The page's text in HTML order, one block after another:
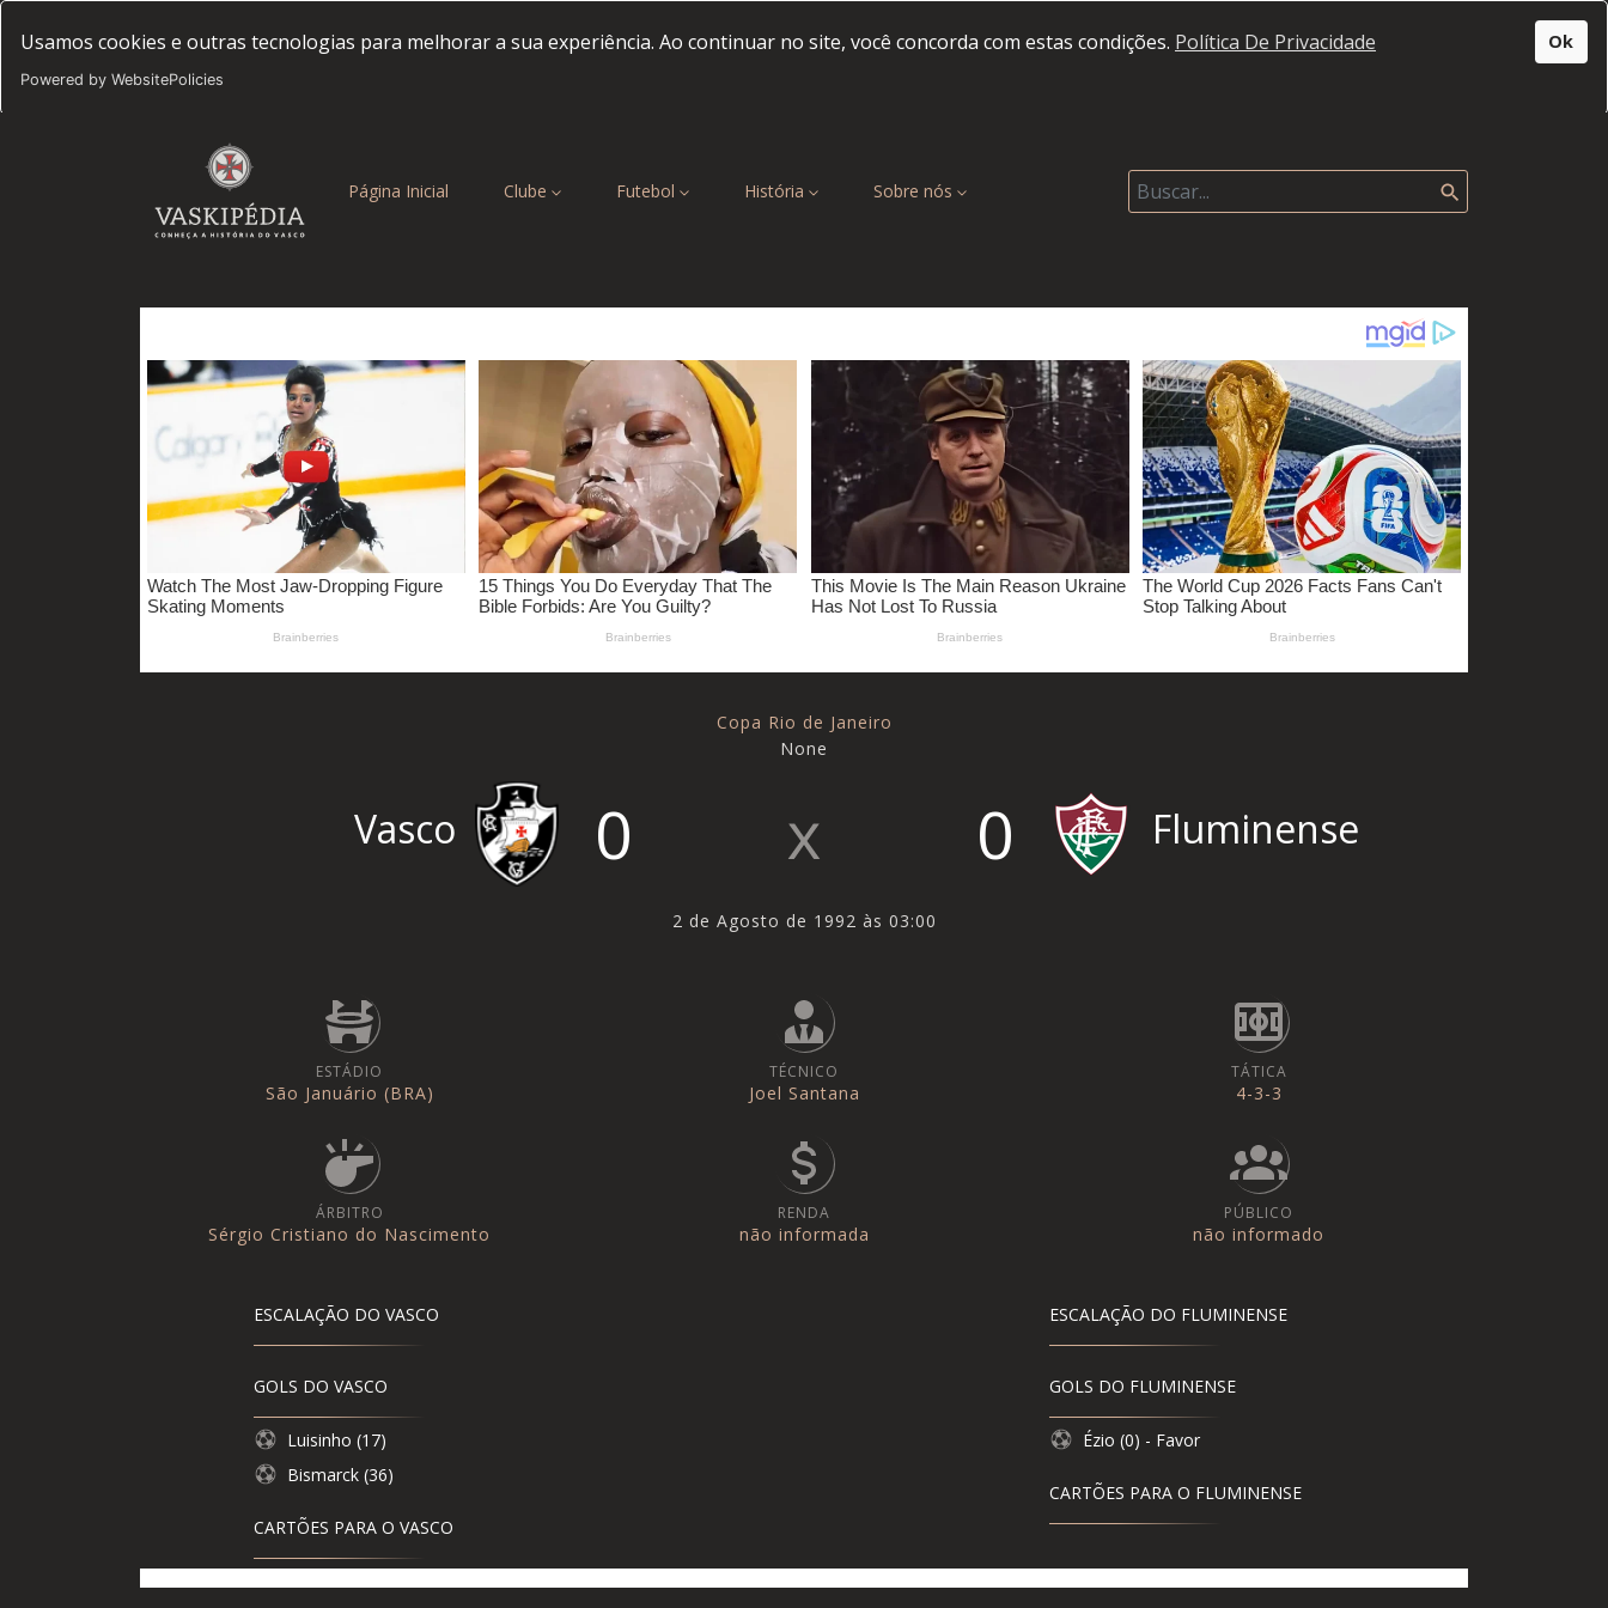
Usamos cookies e outras tecnologias para melhorar a sua experiência. Ao continuar no site, você concorda com estas condições. Política De Privacidade Ok
Powered by WebsitePolicies
Página Inicial (current)Clube Futebol História Sobre nós
Copa Rio de Janeiro
None
Vasco 0 0 Fluminense
2 de Agosto de 1992 às 03:00
ESTÁDIO
São Januário (BRA)
TÉCNICO
Joel Santana
TÁTICA
4-3-3
ÁRBITRO
Sérgio Cristiano do Nascimento
RENDA
não informada
PÚBLICO
não informado
ESCALAÇÃO DO VASCO
GOLS DO VASCO
Luisinho (17)
Bismarck (36)
CARTÕES PARA O VASCO
ESCALAÇÃO DO FLUMINENSE
GOLS DO FLUMINENSE
Ézio (0) - Favor
CARTÕES PARA O FLUMINENSE